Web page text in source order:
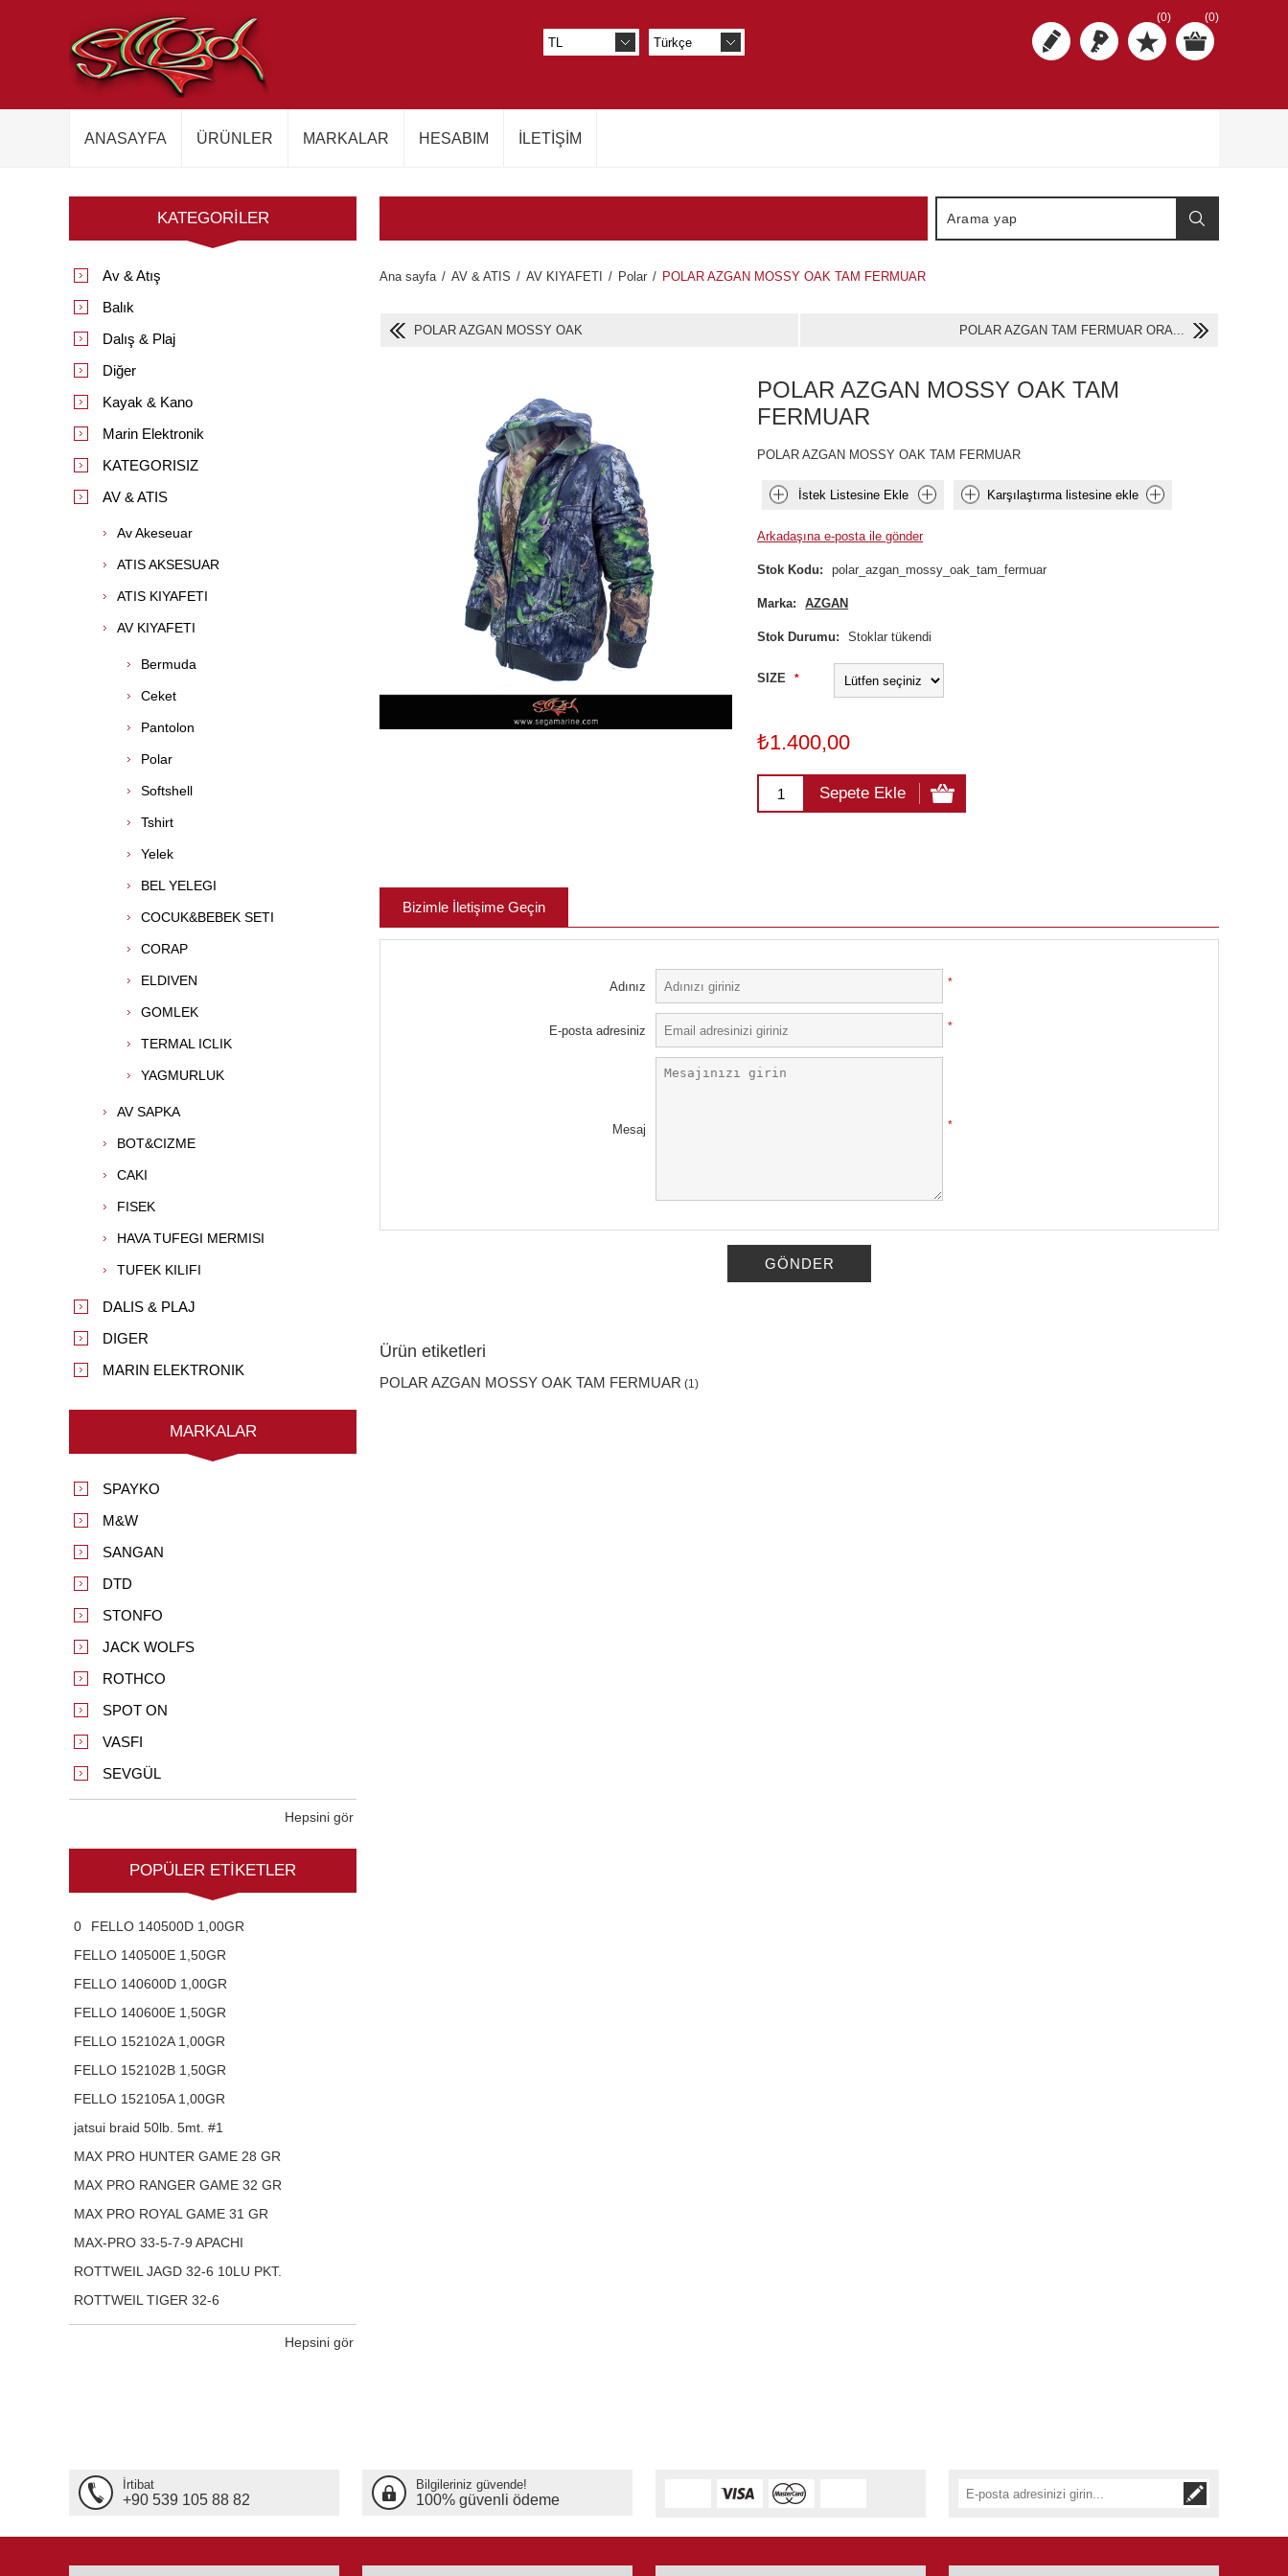
(0) (0)
ANASAYFA ÜRÜNLER MARKALAR HESABIM İLETIŞIM
Ana sayfa / AV & ATIS / AV KIYAFETI / Polar / POLAR AZGAN MOSSY OAK TAM FERMUAR
POLAR AZGAN MOSSY OAK POLAR AZGAN TAM FERMUAR ORA...
POLAR AZGAN MOSSY OAK TAM
FERMUAR
POLAR AZGAN MOSSY OAK TAM FERMUAR
İstek Listesine Ekle Karşılaştırma listesine ekle
Arkadaşına e-posta ile gönder
Stok Kodu: polar_azgan_mossy_oak_tam_fermuar
Marka: AZGAN
Stok Durumu: Stoklar tükendi
SIZE *
₺1.400,00
Sepete Ekle
Bizimle İletişime Geçin
Adınız *
E-posta adresiniz *
Mesaj *
GÖNDER
Ürün etiketleri
POLAR AZGAN MOSSY OAK TAM FERMUAR (1)
KATEGORILER
Av & Atış
Balık
Dalış & Plaj
Diğer
Kayak & Kano
Marin Elektronik
KATEGORISIZ
AV & ATIS
Av Akeseuar
ATIS AKSESUAR
ATIS KIYAFETI
AV KIYAFETI
Bermuda
Ceket
Pantolon
Polar
Softshell
Tshirt
Yelek
BEL YELEGI
COCUK&BEBEK SETI
CORAP
ELDIVEN
GOMLEK
TERMAL ICLIK
YAGMURLUK
AV SAPKA
BOT&CIZME
CAKI
FISEK
HAVA TUFEGI MERMISI
TUFEK KILIFI
DALIS & PLAJ
DIGER
MARIN ELEKTRONIK
MARKALAR
SPAYKO
M&W
SANGAN
DTD
STONFO
JACK WOLFS
ROTHCO
SPOT ON
VASFI
SEVGÜL
Hepsini gör
POPÜLER ETIKETLER
0
FELLO 140500D 1,00GR
FELLO 140500E 1,50GR
FELLO 140600D 1,00GR
FELLO 140600E 1,50GR
FELLO 152102A 1,00GR
FELLO 152102B 1,50GR
FELLO 152105A 1,00GR
jatsui braid 50lb. 5mt. #1
MAX PRO HUNTER GAME 28 GR
MAX PRO RANGER GAME 32 GR
MAX PRO ROYAL GAME 31 GR
MAX-PRO 33-5-7-9 APACHI
ROTTWEIL JAGD 32-6 10LU PKT.
ROTTWEIL TIGER 32-6
Hepsini gör
İrtibat
+90 539 105 88 82
Bilgileriniz güvende!
100% güvenli ödeme